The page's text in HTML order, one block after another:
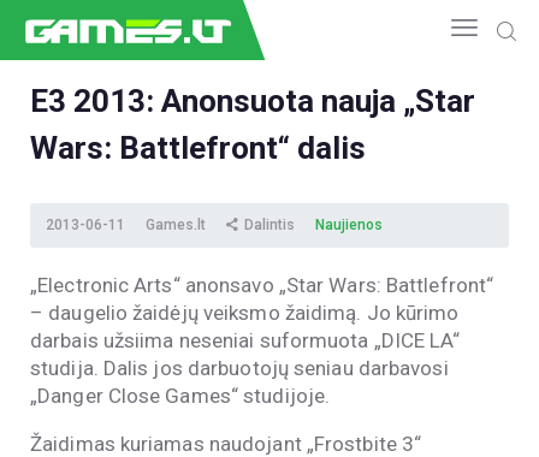
NAUJIENOS
ESPORTAS
VIDEO
APŽVALGOS
ŽAIDIMAI
E3 2013: Anonsuota nauja „Star
Wars: Battlefront“ dalis
2013-06-11 Games.lt Dalintis Naujienos
„Electronic Arts“ anonsavo „Star Wars: Battlefront“
– daugelio žaidėjų veiksmo žaidimą. Jo kūrimo
darbais užsiima neseniai suformuota „DICE LA“
studija. Dalis jos darbuotojų seniau darbavosi
„Danger Close Games“ studijoje.
Žaidimas kuriamas naudojant „Frostbite 3“